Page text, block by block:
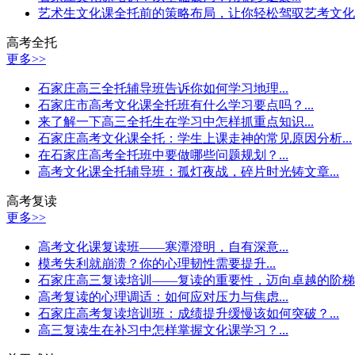
艺术生文化课全托前的策略布局，让你轻松驾驭艺考文
高考全托
更多>>
石家庄高三全托辅导班告诉你如何学习地理...
石家庄市高考文化课全托班有什么学习要点吗？...
来了解一下高三全托生在学习中怎样抓重点知识...
石家庄高考文化课全托：学生上课走神的常见原因分析...
在石家庄高考全托班中要做哪些问题规划？...
高考文化课全托辅导班：孤灯夜战，碎片时光铸文章...
高考复读
更多>>
高考文化课复读班——寒潭澄明，自有深意...
模考失利就崩溃？你的心理韧性需要提升...
石家庄高三复读培训——复读的重要性，迈向卓越的阶
高考复读的心理调适：如何应对压力与焦虑...
石家庄高考复读培训班：成绩提升缓慢该如何突破？...
高三复读生在补习中怎样掌握文化课学习？...